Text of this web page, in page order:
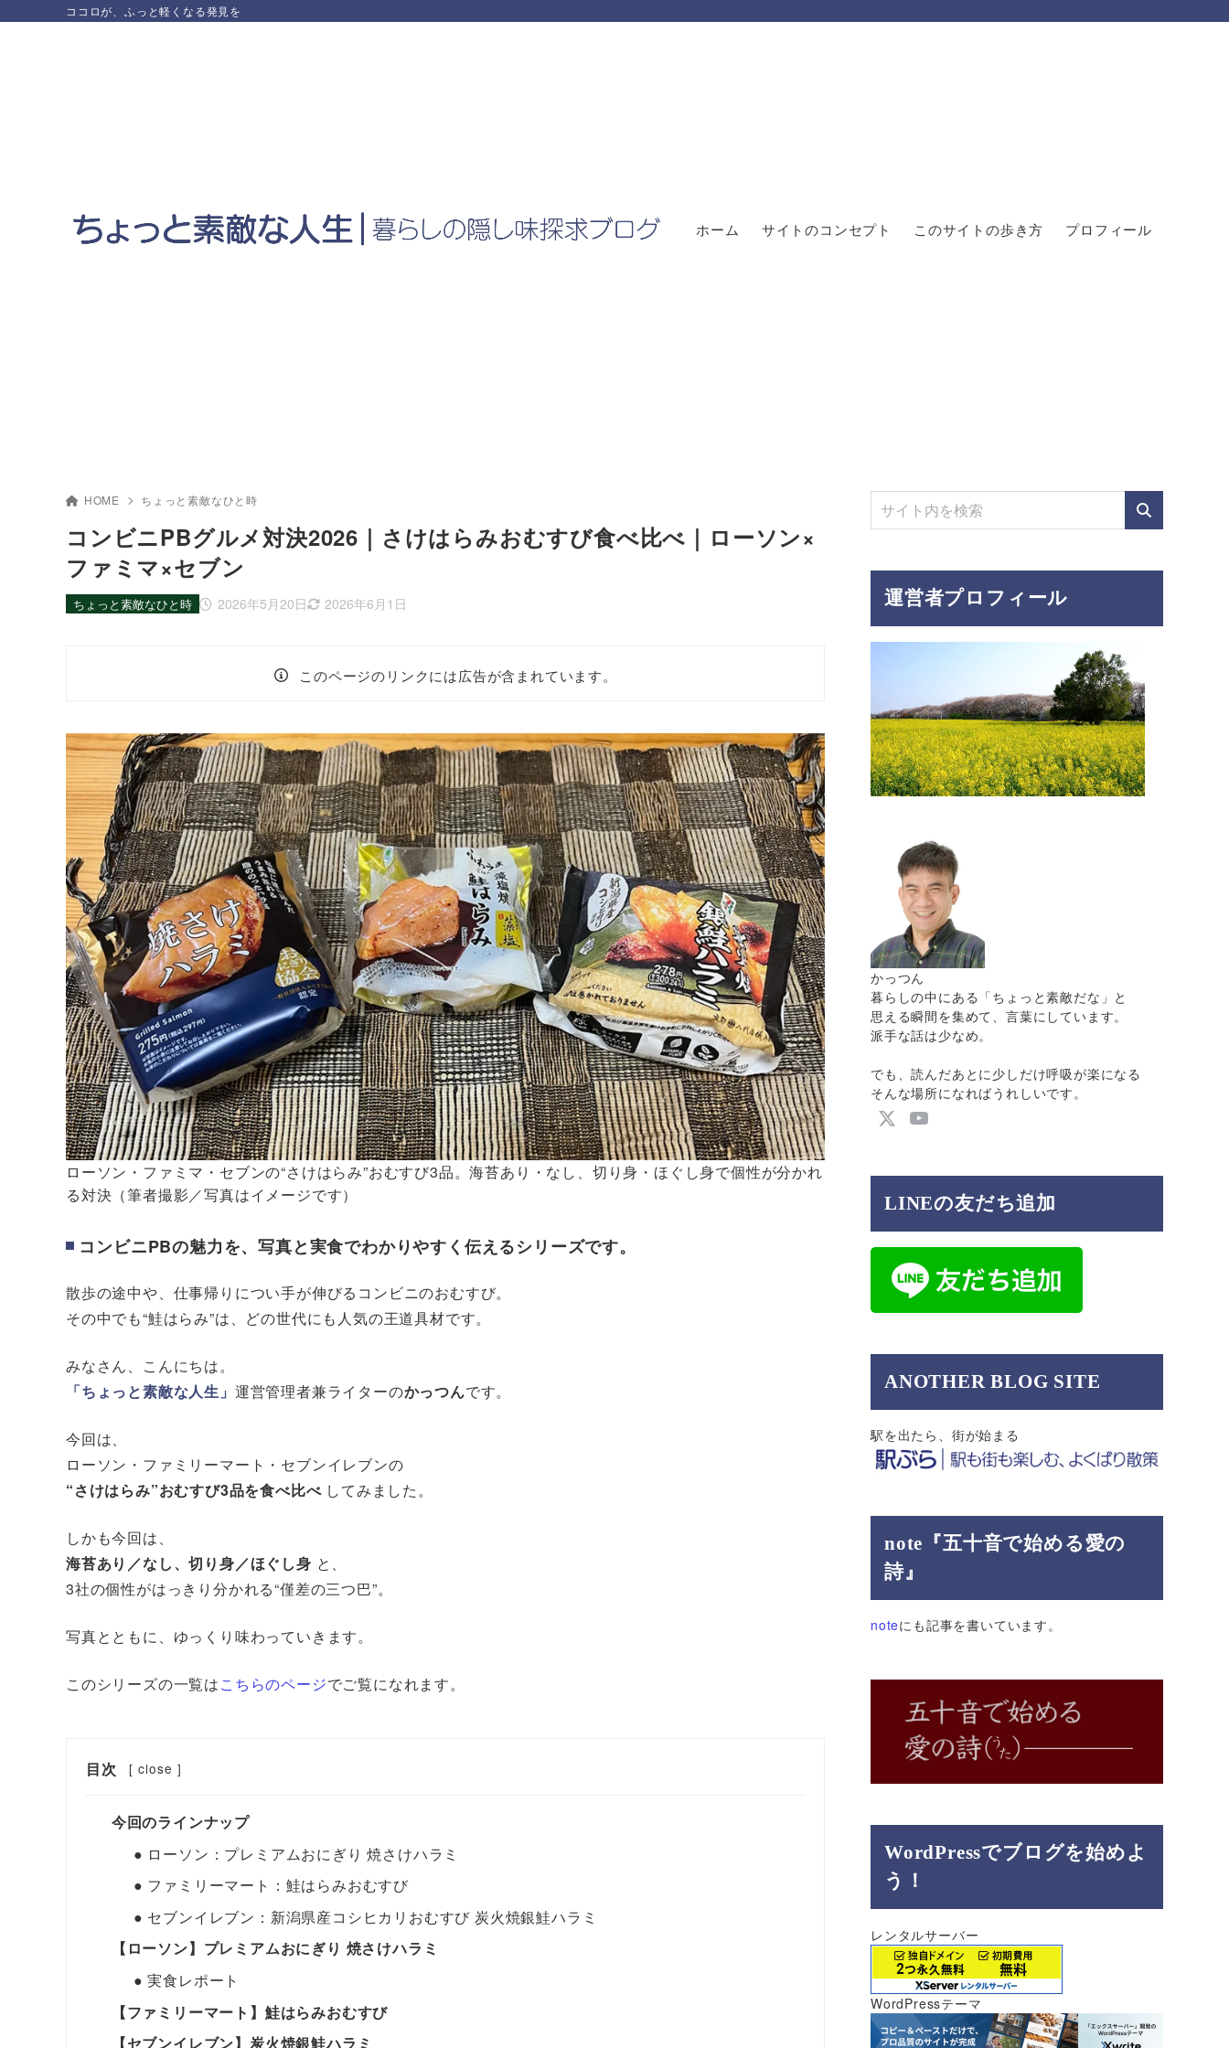
ココロが、ふっと軽くなる発見を
ホーム サイトのコンセプト このサイトの歩き方 プロフィール
HOME ちょっと素敵なひと時
コンビニPBグルメ対決2026｜さけはらみおむすび食べ比べ｜ローソン×
ファミマ×セブン
2026年5月20日 2026年6月1日
ちょっと素敵なひと時
このページのリンクには広告が含まれています。
ローソン・ファミマ・セブンの“さけはらみ”おむすび3品。海苔あり・なし、切り身・ほぐし身で個性が分かれ
る対決（筆者撮影／写真はイメージです）
コンビニPBの魅力を、写真と実食でわかりやすく伝えるシリーズです。
散歩の途中や、仕事帰りについ手が伸びるコンビニのおむすび。
その中でも“鮭はらみ”は、どの世代にも人気の王道具材です。
みなさん、こんにちは。
「ちょっと素敵な人生」 運営管理者兼ライターのかっつんです。
今回は、
ローソン・ファミリーマート・セブンイレブンの
“さけはらみ”おむすび3品を食べ比べしてみました。
しかも今回は、
海苔あり／なし、切り身／ほぐし身 と、
3社の個性がはっきり分かれる“僅差の三つ巴”。
写真とともに、ゆっくり味わっていきます。
このシリーズの一覧はこちらのページでご覧になれます。
目次 [ close ]
今回のラインナップ
● ローソン：プレミアムおにぎり 焼さけハラミ
● ファミリーマート：鮭はらみおむすび
● セブンイレブン：新潟県産コシヒカリおむすび 炭火焼銀鮭ハラミ
【ローソン】プレミアムおにぎり 焼さけハラミ
● 実食レポート
【ファミリーマート】鮭はらみおむすび
【セブンイレブン】炭火焼銀鮭ハラミ
運営者プロフィール
かっつん
暮らしの中にある「ちょっと素敵だな」と
思える瞬間を集めて、言葉にしています。
派手な話は少なめ。
でも、読んだあとに少しだけ呼吸が楽になる
そんな場所になればうれしいです。
LINEの友だち追加
ANOTHER BLOG SITE
駅を出たら、街が始まる
note『五十音で始める愛の
詩』
noteにも記事を書いています。
WordPressでブログを始めよ
う！
レンタルサーバー
WordPressテーマ